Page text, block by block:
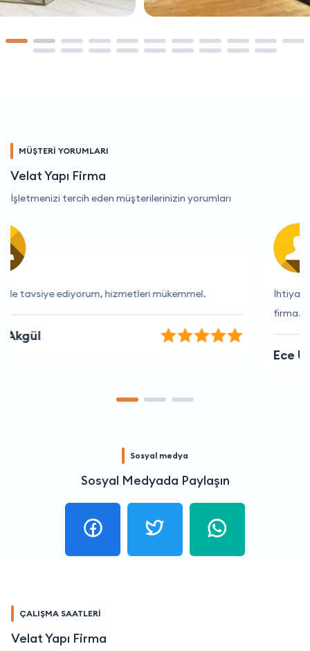
MÜŞTERİ YORUMLARI
Velat Yapı Firma
İşletmenizi tercih eden müşterilerinizin yorumları
İhtiyaçlarımı tam olarak anlayan ve yardımcı olan bir
firma.
Sosyal medya
Sosyal Medyada Paylaşın
ÇALIŞMA SAATLERİ
Velat Yapı Firma